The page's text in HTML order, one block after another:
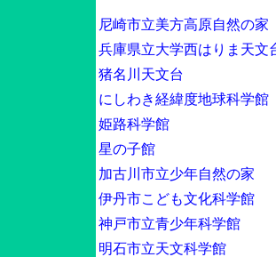
尼崎市立美方高原自然の家
兵庫県立大学西はりま天文
猪名川天文台
にしわき経緯度地球科学館
姫路科学館
星の子館
加古川市立少年自然の家
伊丹市こども文化科学館
神戸市立青少年科学館
明石市立天文科学館